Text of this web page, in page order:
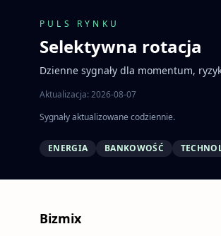
PULS RYNKU
Selektywna rotacja
Dzienne sygnały dla momentum,
Aktualizacja: 2026-08-07
Sygnały aktualizowane codziennie.
ENERGIA BANKOWOŚĆ
Bizmix